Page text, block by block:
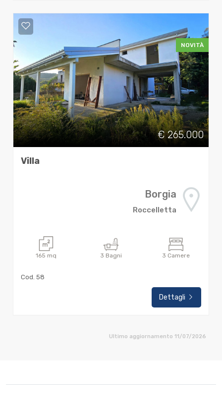
NOVITÀ
€ 265.000
Villa
Borgia
Roccelletta
165 mq 3 Bagni 3 Camere
Cod. 58
Dettagli
Ultimo aggiornamento 11/07/2026